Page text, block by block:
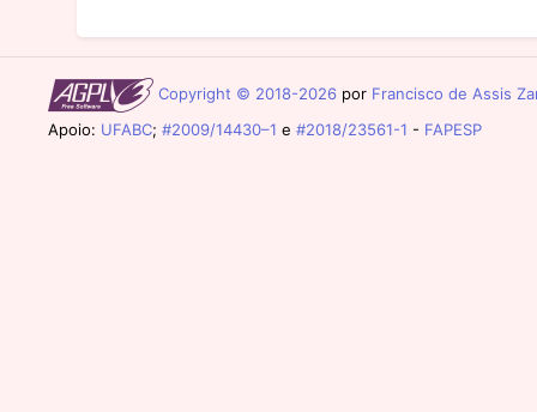
Copyright © 2018-2026 por Francisco de Assis
Apoio: UFABC; #2009/14430–1 e #2018/23561-1 - FAPESP